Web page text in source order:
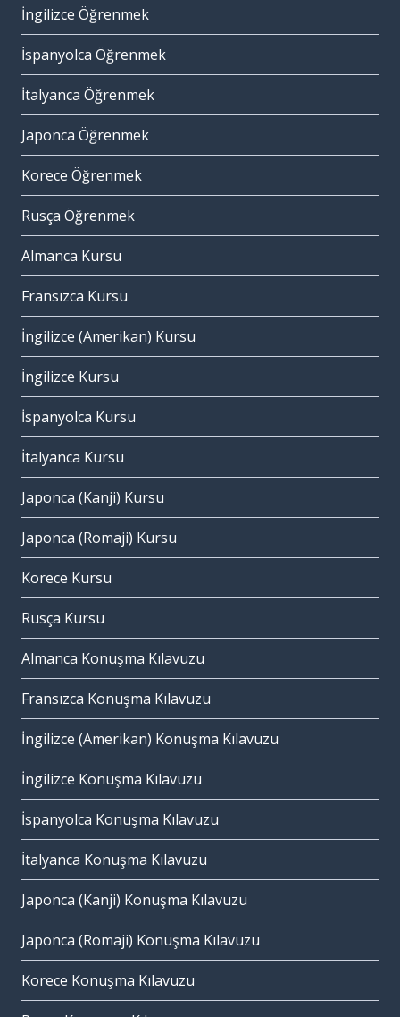
İngilizce Öğrenmek
İspanyolca Öğrenmek
İtalyanca Öğrenmek
Japonca Öğrenmek
Korece Öğrenmek
Rusça Öğrenmek
Almanca Kursu
Fransızca Kursu
İngilizce (Amerikan) Kursu
İngilizce Kursu
İspanyolca Kursu
İtalyanca Kursu
Japonca (Kanji) Kursu
Japonca (Romaji) Kursu
Korece Kursu
Rusça Kursu
Almanca Konuşma Kılavuzu
Fransızca Konuşma Kılavuzu
İngilizce (Amerikan) Konuşma Kılavuzu
İngilizce Konuşma Kılavuzu
İspanyolca Konuşma Kılavuzu
İtalyanca Konuşma Kılavuzu
Japonca (Kanji) Konuşma Kılavuzu
Japonca (Romaji) Konuşma Kılavuzu
Korece Konuşma Kılavuzu